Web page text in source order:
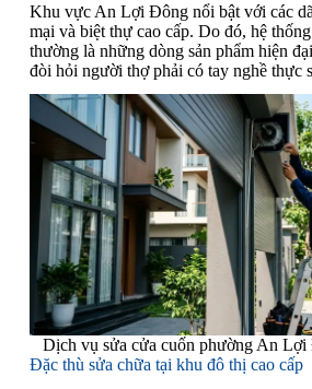
Khu vực An Lợi Đông nổi bật với các
mại và biệt thự cao cấp. Do đó, hệ
thường là những dòng sản phẩm hiện
đòi hỏi người thợ phải có tay nghề thực
Dịch vụ sửa cửa cuốn phường An Lợi
Đặc thù sửa chữa tại khu đô thị cao cấp